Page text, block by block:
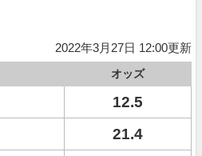
2022年3月27日 12:00更新
オッズ
12.5
21.4